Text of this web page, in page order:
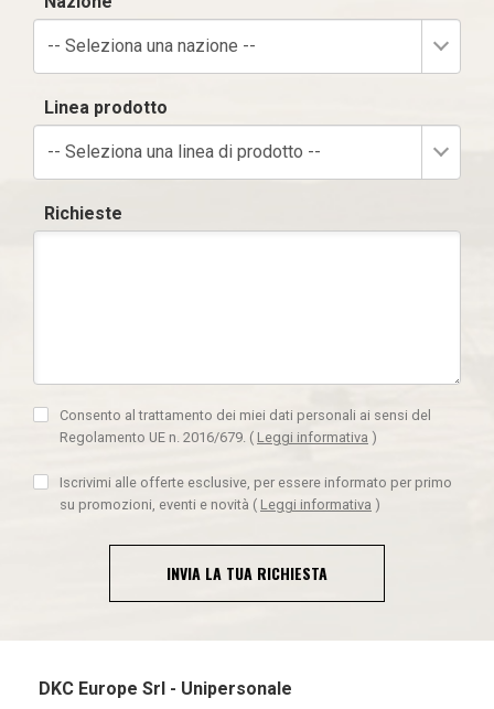
-- Seleziona una nazione --
Linea prodotto
-- Seleziona una linea di prodotto --
Richieste
Consento al trattamento dei miei dati personali ai sensi del
Regolamento UE n. 2016/679. ( Leggi informativa )
Iscrivimi alle offerte esclusive, per essere informato per primo
su promozioni, eventi e novità ( Leggi informativa )
INVIA LA TUA RICHIESTA
DKC Europe Srl - Unipersonale